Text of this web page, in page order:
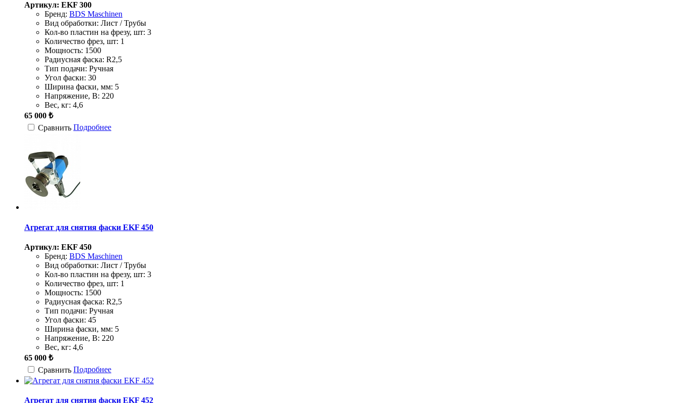
Артикул: EKF 300
Бренд: BDS Maschinen
Вид обработки: Лист / Трубы
Кол-во пластин на фрезу, шт: 3
Количество фрез, шт: 1
Мощность: 1500
Радиусная фаска: R2,5
Тип подачи: Ручная
Угол фаски: 30
Ширина фаски, мм: 5
Напряжение, В: 220
Вес, кг: 4,6
65 000 ₺
Сравнить Подробнее
Агрегат для снятия фаски EKF 450
Артикул: EKF 450
Бренд: BDS Maschinen
Вид обработки: Лист / Трубы
Кол-во пластин на фрезу, шт: 3
Количество фрез, шт: 1
Мощность: 1500
Радиусная фаска: R2,5
Тип подачи: Ручная
Угол фаски: 45
Ширина фаски, мм: 5
Напряжение, В: 220
Вес, кг: 4,6
65 000 ₺
Сравнить Подробнее
Агрегат для снятия фаски EKF 452